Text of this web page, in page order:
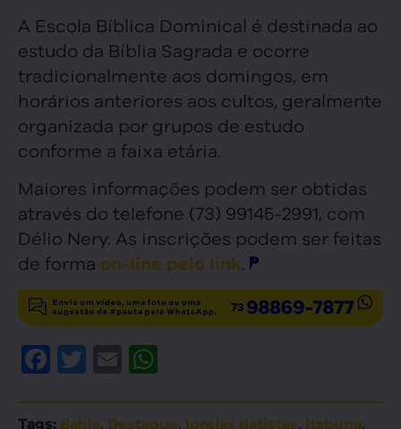
A Escola Bíblica Dominical é destinada ao
estudo da Bíblia Sagrada e ocorre
tradicionalmente aos domingos, em
horários anteriores aos cultos, geralmente
organizada por grupos de estudo
conforme a faixa etária.
Maiores informações podem ser obtidas
através do telefone (73) 99145-2991, com
Délio Nery. As inscrições podem ser feitas
de forma on-line pelo link.
Facebook
Twitter
Email
Tags: Bahia, Destaque, Igrejas Batistas, Itabuna,